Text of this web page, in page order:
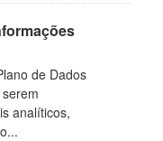
de Dados
analíticos,